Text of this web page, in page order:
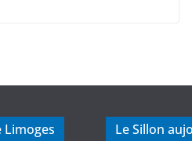
Limoges Le Sillon